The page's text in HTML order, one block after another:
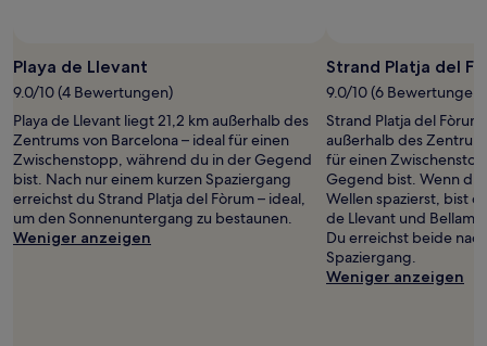
Playa de Llevant
9.0/10 (4 Bewertungen)
Playa de Llevant liegt 21,2 km außerhalb des
Zentrums von Barcelona – ideal für einen
Zwischenstopp, während du in der Gegend
bist. Nach nur einem kurzen Spaziergang
erreichst du Strand Platja del Fòrum – ideal,
um den Sonnenuntergang zu bestaunen.
Weniger anzeigen
Strand Platja del
9.0/10 (6 Bewertungen)
Strand Platja del
außerhalb des
für einen
Gegend bist. Wenn
Wellen spazierst, bist
de Llevant und
Du erreichst beide
Spaziergang.
Weniger anzeigen